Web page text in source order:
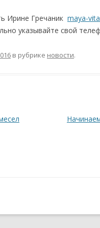
Ирине Гречаник maya-
указывайте свой
в рубрике новости.